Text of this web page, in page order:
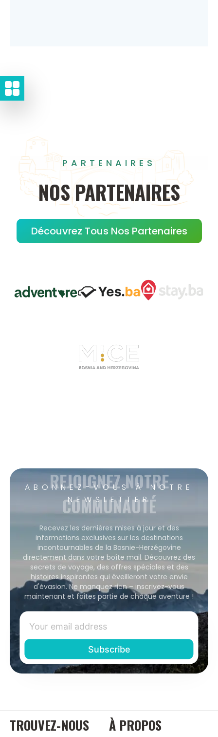
PARTENAIRES
NOS PARTENAIRES
Découvrez Tous Nos Partenaires
ABONNEZ-VOUS À NOTRE
NEWSLETTER
REJOIGNEZ NOTRE
COMMUNAUTÉ
Recevez les dernières mises à jour et des
informations exclusives sur les destinations
incontournables de la Bosnie-Herzégovine
directement dans votre boîte mail. Découvrez des
secrets de voyage, des offres spéciales et des
histoires inspirantes qui éveilleront votre envie
d'évasion. Ne manquez rien – inscrivez-vous
maintenant et faites partie de chaque aventure !
TROUVEZ-NOUS À PROPOS